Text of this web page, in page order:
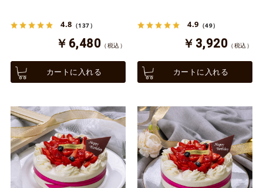
4.8 （137）
￥6,480 （税込）
カートに入れる
4.9 （49）
￥3,920 （税込）
カートに入れる